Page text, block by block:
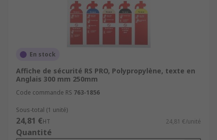
En stock
Affiche de sécurité RS PRO, Polypropylène, texte en
Anglais 300 mm 250mm
Code commande RS 763-1856
Sous-total (1 unité)
24,81 €HT 24,81 €/unité
Quantité